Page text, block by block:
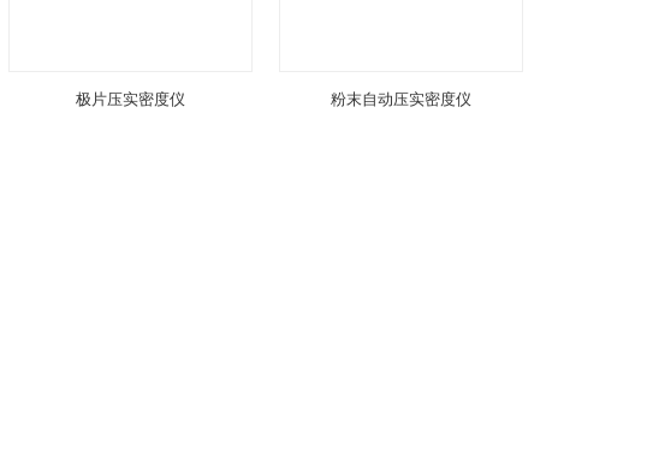
极片压实密度仪 粉末自动压实密度仪